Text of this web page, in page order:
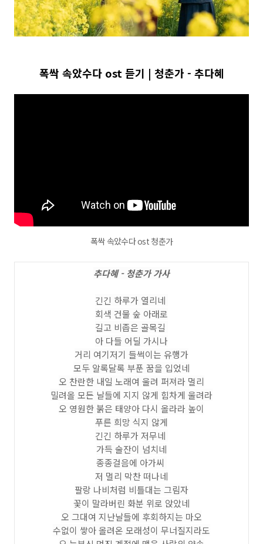
폭싹 속았수다 ost 듣기 | 청춘가 - 추다혜
폭싹 속았수다 ost 청춘가
추다혜 - 청춘가 가사
긴긴 하루가 열리네
회색 건물 숲 아래로
길고 비좁은 골목길
아 다들 어딜 가시나
거리 여기저기 들썩이는 유행가
모두 알록달록 부푼 꿈을 입었네
오 찬란한 내일 노래여 울려 퍼져라 멀리
밀려올 모든 날들에 지지 않게 힘차게 울려라
오 영원한 붉은 태양아 다시 올라라 높이
푸른 희망 식지 않게
긴긴 하루가 저무네
가득 술잔이 넘치네
종종걸음에 아가씨
저 멀리 막찬 떠나네
팔랑 나비처럼 비틀대는 그림자
꽃이 말라버린 화분 위로 앉았네
오 그대여 지난날들에 후회하지는 마오
수없이 쌓아 올려온 모래성이 무너질지라도